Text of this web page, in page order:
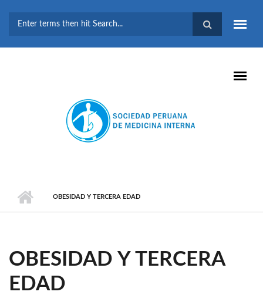
BÚSQUEDA
OBESIDAD Y TERCERA EDAD
OBESIDAD Y TERCERA
EDAD